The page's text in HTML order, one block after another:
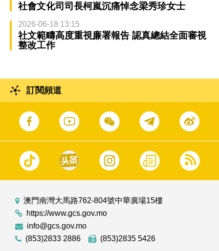
社會文化司司長柯嵐沉痛悼念梁秀珍女士
2026-06-18 13:15
社文範疇高度重視廉署報告 認真總結全面審視
整改工作
訂閱頻道
澳門南灣大馬路762-804號中華廣場15樓
https://www.gcs.gov.mo
info@gcs.gov.mo
(853)2833 2886
(853)2835 5426